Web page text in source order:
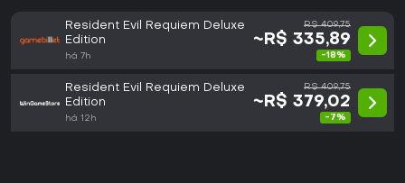
Resident Evil Requiem Deluxe
Edition
há 7h
R$ 409,75
~R$ 335,89
-18%
Resident Evil Requiem Deluxe
Edition
há 12h
R$ 409,75
~R$ 379,02
-7%